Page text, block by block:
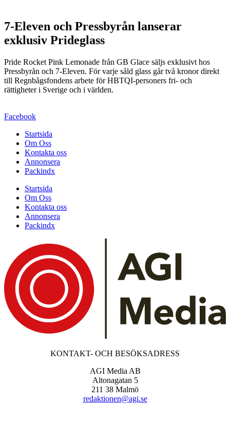
7-Eleven och Pressbyrån lanserar
exklusiv Prideglass
Pride Rocket Pink Lemonade från GB Glace säljs exklusivt hos
Pressbyrån och 7-Eleven. För varje såld glass går två kronor direkt
till Regnbågsfondens arbete för HBTQI-personers fri- och
rättigheter i Sverige och i världen.
Facebook
Startsida
Om Oss
Kontakta oss
Annonsera
Packindx
Startsida
Om Oss
Kontakta oss
Annonsera
Packindx
KONTAKT- OCH BESÖKSADRESS
AGI Media AB
Altonagatan 5
211 38 Malmö
redaktionen@agi.se